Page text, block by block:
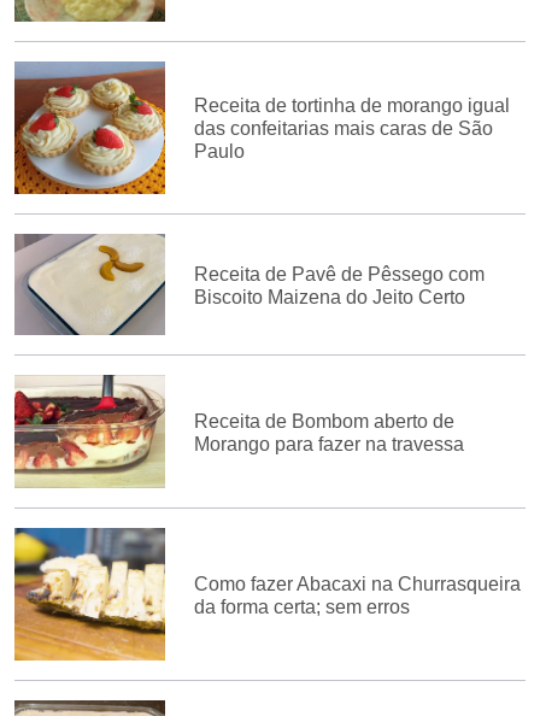
Receita de tortinha de morango igual
das confeitarias mais caras de São
Paulo
Receita de Pavê de Pêssego com
Biscoito Maizena do Jeito Certo
Receita de Bombom aberto de
Morango para fazer na travessa
Como fazer Abacaxi na Churrasqueira
da forma certa; sem erros